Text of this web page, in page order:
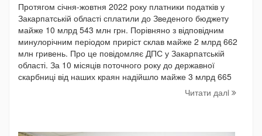
Протягом січня-жовтня 2022 року платники податків у
Закарпатській області сплатили до Зведеного бюджету
майже 10 млрд 543 млн грн. Порівняно з відповідним
минулорічним періодом приріст склав майже 2 млрд 662
млн гривень. Про це повідомляє ДПС у Закарпатській
області. За 10 місяців поточного року до державної
скарбниці від наших краян надійшло майже 3 млрд 665
Читати далi